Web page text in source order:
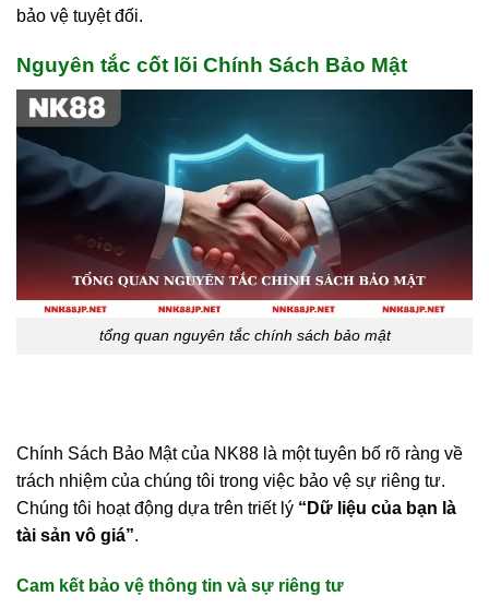
bảo vệ tuyệt đối.
Nguyên tắc cốt lõi Chính Sách Bảo Mật
tổng quan nguyên tắc chính sách bảo mật
Chính Sách Bảo Mật của NK88 là một tuyên bố rõ ràng về
trách nhiệm của chúng tôi trong việc bảo vệ sự riêng tư.
Chúng tôi hoạt động dựa trên triết lý “Dữ liệu của bạn là
tài sản vô giá”.
Cam kết bảo vệ thông tin và sự riêng tư